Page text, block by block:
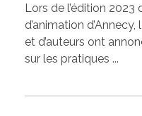
Lors de l’édition
d’animation
et d’auteurs ont
sur les pratiques ...